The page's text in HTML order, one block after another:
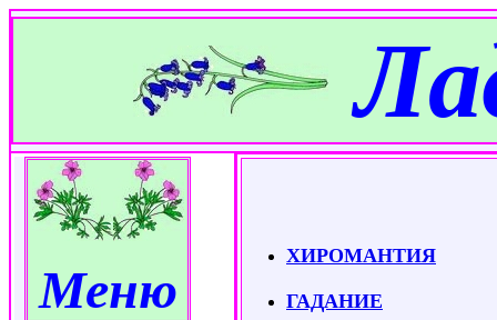
Меню
ХИРОМАНТИЯ
ГАДАНИЕ